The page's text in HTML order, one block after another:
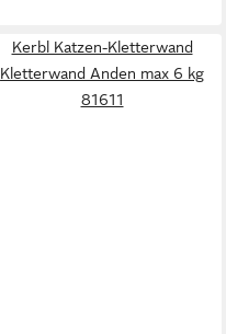
Kerbl Katzen-Kletterwand
Kletterwand Anden max 6 kg
81611